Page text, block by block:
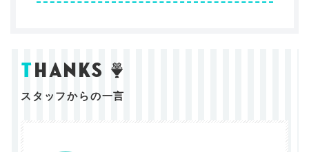
thanks
スタッフからの一言